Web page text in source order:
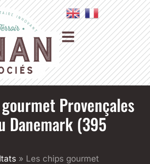
Provençales
Danemark (395
» Les chips gourmet